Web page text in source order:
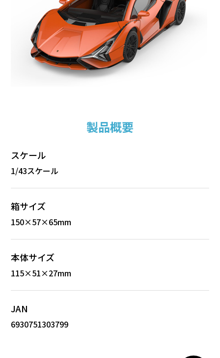
製品概要
スケール
1/43スケール
箱サイズ
150×57×65mm
本体サイズ
115×51×27mm
JAN
6930751303799